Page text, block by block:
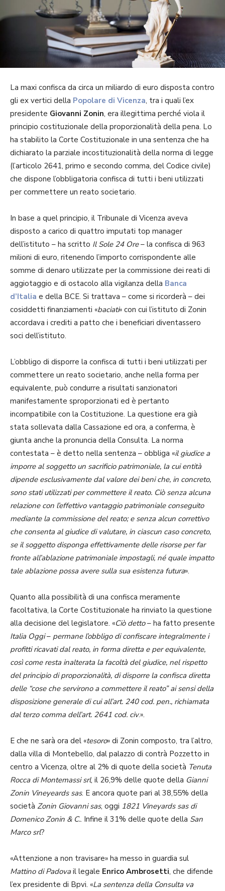
La maxi confisca da circa un miliardo di euro disposta contro
gli ex vertici della Popolare di Vicenza, tra i quali l’ex
presidente Giovanni Zonin, era illegittima perché viola il
principio costituzionale della proporzionalità della pena. Lo
ha stabilito la Corte Costituzionale in una sentenza che ha
dichiarato la parziale incostituzionalità della norma di legge
(l’articolo 2641, primo e secondo comma, del Codice civile)
che dispone l’obbligatoria confisca di tutti i beni utilizzati
per commettere un reato societario.
In base a quel principio, il Tribunale di Vicenza aveva
disposto a carico di quattro imputati top manager
dell’istituto – ha scritto Il Sole 24 Ore– la confisca di 963
milioni di euro, ritenendo l’importo corrispondente alle
somme di denaro utilizzate per la commissione dei reati di
aggiotaggio e di ostacolo alla vigilanza della Banca
d’Italia e della BCE. Si trattava – come si ricorderà – dei
cosiddetti finanziamenti «baciati» con cui l’istituto di Zonin
accordava i crediti a patto che i beneficiari diventassero
soci dell’istituto.
L’obbligo di disporre la confisca di tutti i beni utilizzati per
commettere un reato societario, anche nella forma per
equivalente, può condurre a risultati sanzionatori
manifestamente sproporzionati ed è pertanto
incompatibile con la Costituzione. La questione era già
stata sollevata dalla Cassazione ed ora, a conferma, è
giunta anche la pronuncia della Consulta. La norma
contestata – è detto nella sentenza – obbliga «il giudice a
imporre al soggetto un sacrificio patrimoniale, la cui entità
dipende esclusivamente dal valore dei beni che, in concreto,
sono stati utilizzati per commettere il reato. Ciò senza alcuna
relazione con l’effettivo vantaggio patrimoniale conseguito
mediante la commissione del reato; e senza alcun correttivo
che consenta al giudice di valutare, in ciascun caso concreto,
se il soggetto disponga effettivamente delle risorse per far
fronte all’ablazione patrimoniale impostagli, né quale impatto
tale ablazione possa avere sulla sua esistenza futura».
Quanto alla possibilità di una confisca meramente
facoltativa, la Corte Costituzionale ha rinviato la questione
alla decisione del legislatore. «Ciò detto– ha fatto presente
Italia Oggi– permane l’obbligo di confiscare integralmente i
profitti ricavati dal reato, in forma diretta e per equivalente,
così come resta inalterata la facoltà del giudice, nel rispetto
del principio di proporzionalità, di disporre la confisca diretta
delle “cose che servirono a commettere il reato” ai sensi della
disposizione generale di cui all’art. 240 cod. pen., richiamata
dal terzo comma dell’art. 2641 cod. civ.».
E che ne sarà ora del «tesoro» di Zonin composto, tra l’altro,
dalla villa di Montebello, dal palazzo di contrà Pozzetto in
centro a Vicenza, oltre al 2% di quote della società Tenuta
Rocca di Montemassi srl, il 26,9% delle quote della Gianni
Zonin Vineyeards sas. E ancora quote pari al 38,55% della
società Zonin Giovanni sas, oggi 1821 Vineyards sas di
Domenico Zonin & C.. Infine il 31% delle quote della San
Marco srl?
«Attenzione a non travisare» ha messo in guardia sul
Mattino di Padovail legale Enrico Ambrosetti, che difende
l’ex presidente di Bpvi. «La sentenza della Consulta va